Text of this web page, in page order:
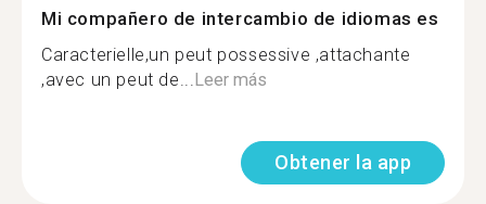
Mi compañero de intercambio de idiomas es
Caracterielle,un peut possessive ,attachante
,avec un peut de...Leer más
Obtener la app